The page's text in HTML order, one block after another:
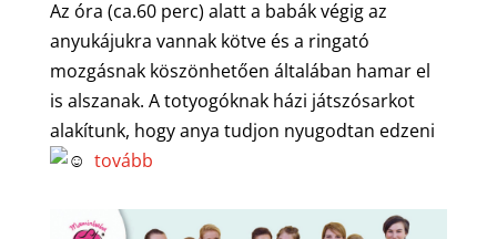
Az óra (ca.60 perc) alatt a babák végig az
anyukájukra vannak kötve és a ringató
mozgásnak köszönhetően általában hamar el
is alszanak. A totyogóknak házi játszósarkot
alakítunk, hogy anya tudjon nyugodtan edzeni
tovább